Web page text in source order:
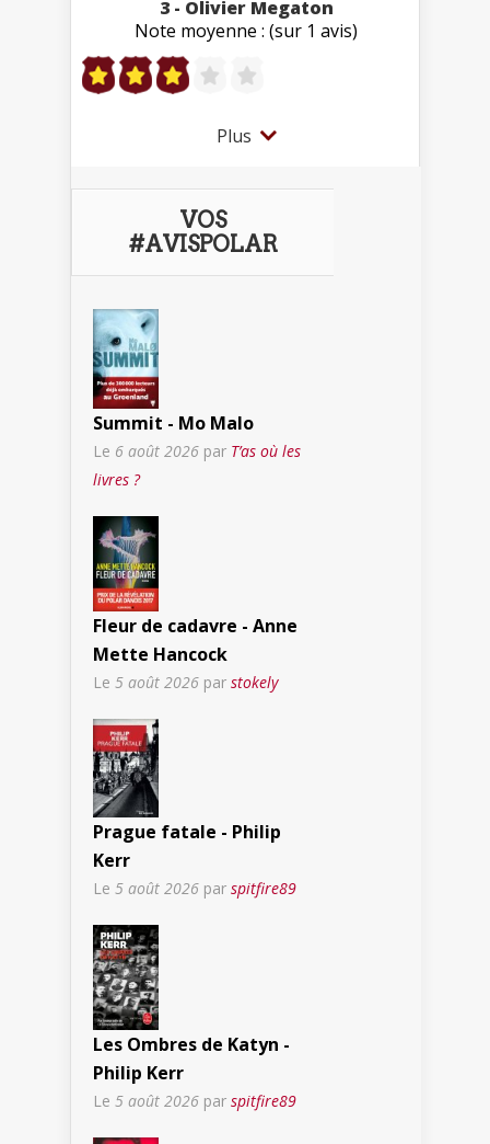
3 - Olivier Megaton
Note moyenne : (sur 1 avis)
Plus
VOS
#AVISPOLAR
Summit - Mo Malo
Le 6 août 2026 par T’as où les
livres ?
Fleur de cadavre - Anne
Mette Hancock
Le 5 août 2026 par stokely
Prague fatale - Philip
Kerr
Le 5 août 2026 par spitfire89
Les Ombres de Katyn -
Philip Kerr
Le 5 août 2026 par spitfire89